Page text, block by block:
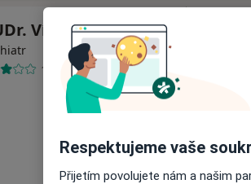
Vít Pávek
16 názorů
Respektujeme vaše
Přijetím povolujete nám a našim